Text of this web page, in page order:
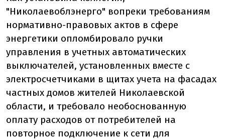
"Николаевоблэнерго" вопреки требованиям
нормативно-правовых актов в сфере
энергетики опломбировало ручки
управления в учетных автоматических
выключателей, установленных вместе с
электросчетчиками в щитах учета на фасадах
частных домов жителей Николаевской
области, и требовало необоснованную
оплату расходов от потребителей на
повторное подключение к сети для